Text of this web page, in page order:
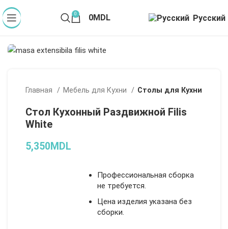
0 0MDL Русский
Главная Мебель для Кухни Столы для Кухни
Стол Кухонный Раздвижной Filis
White
5,350MDL
Профессиональная сборка
не требуется.
Цена изделия указана без
сборки.